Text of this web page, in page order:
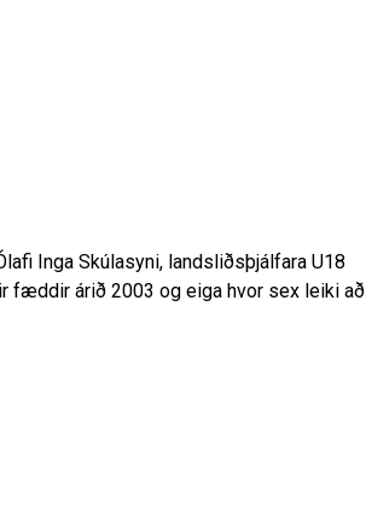
Inga Skúlasyni, landsliðsþjálfara U18
fæddir árið 2003 og eiga hvor sex leiki að